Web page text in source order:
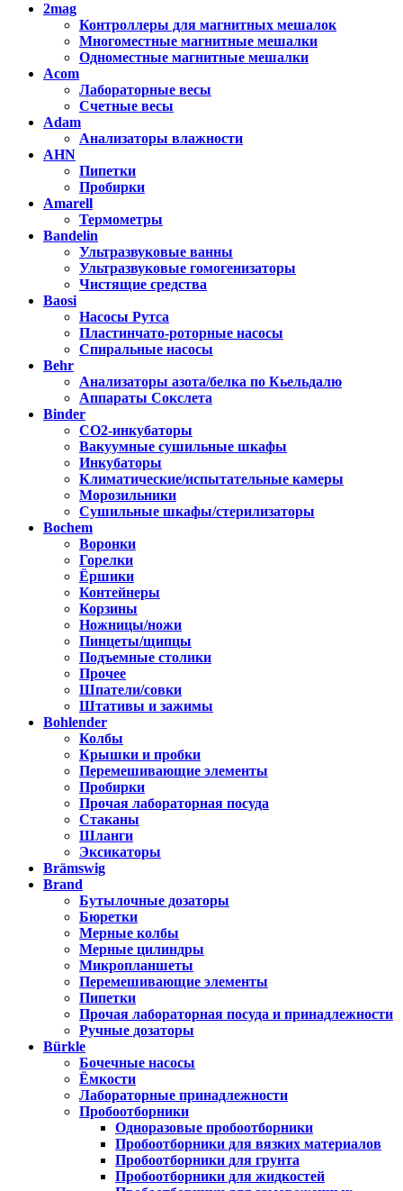
2mag
Контроллеры для магнитных мешалок
Многоместные магнитные мешалки
Одноместные магнитные мешалки
Acom
Лабораторные весы
Счетные весы
Adam
Анализаторы влажности
AHN
Пипетки
Пробирки
Amarell
Термометры
Bandelin
Ультразвуковые ванны
Ультразвуковые гомогенизаторы
Чистящие средства
Baosi
Насосы Рутса
Пластинчато-роторные насосы
Спиральные насосы
Behr
Анализаторы азота/белка по Кьельдалю
Аппараты Сокслета
Binder
CO2-инкубаторы
Вакуумные сушильные шкафы
Инкубаторы
Климатические/испытательные камеры
Морозильники
Сушильные шкафы/стерилизаторы
Bochem
Воронки
Горелки
Ёршики
Контейнеры
Корзины
Ножницы/ножи
Пинцеты/щипцы
Подъемные столики
Прочее
Шпатели/совки
Штативы и зажимы
Bohlender
Колбы
Крышки и пробки
Перемешивающие элементы
Пробирки
Прочая лабораторная посуда
Стаканы
Шланги
Эксикаторы
Brämswig
Brand
Бутылочные дозаторы
Бюретки
Мерные колбы
Мерные цилиндры
Микропланшеты
Перемешивающие элементы
Пипетки
Прочая лабораторная посуда и принадлежности
Ручные дозаторы
Bürkle
Бочечные насосы
Ёмкости
Лабораторные принадлежности
Пробоотборники
Одноразовые пробоотборники
Пробоотборники для вязких материалов
Пробоотборники для грунта
Пробоотборники для жидкостей